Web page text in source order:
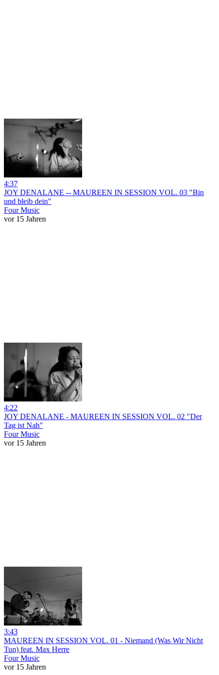
4:37
JOY DENALANE -- MAUREEN IN SESSION VOL. 03 "Bin
und bleib dein"
Four Music
vor 15 Jahren
4:22
JOY DENALANE - MAUREEN IN SESSION VOL. 02 "Der
Tag ist Nah"
Four Music
vor 15 Jahren
3:43
MAUREEN IN SESSION VOL. 01 - Niemand (Was Wir Nicht
Tun) feat. Max Herre
Four Music
vor 15 Jahren